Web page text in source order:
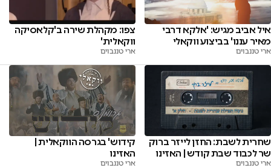
איל אביב מגיש: 'אלקא דרבי
מאיר עננו' בביצוע ווקאלי
ארי טננבוים
צפו: מקהלת שירה ב'קלאסיקה
ווקאלית'
ארי טננבוים
שחרית לשבת: החזן לייזר ברוק
שר לכבוד שבת קודש | האזינו
ארי טננבוים
קידוש' בגרסה הווקאלית |
האזינו
ארי טננבוים